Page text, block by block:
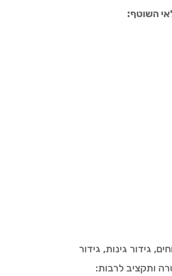
השוטף:
גידור גינות, גידור
ותקציב לרבות: